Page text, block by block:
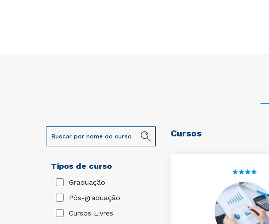
Tipos de curso
Graduação
Pós-graduação
Cursos Livres
Cursos